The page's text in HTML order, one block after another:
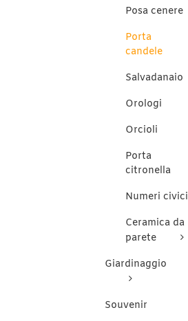
Posa cenere
Porta
candele
Salvadanaio
Orologi
Orcioli
Porta
citronella
Numeri civici
Ceramica da
parete
Giardinaggio
Souvenir